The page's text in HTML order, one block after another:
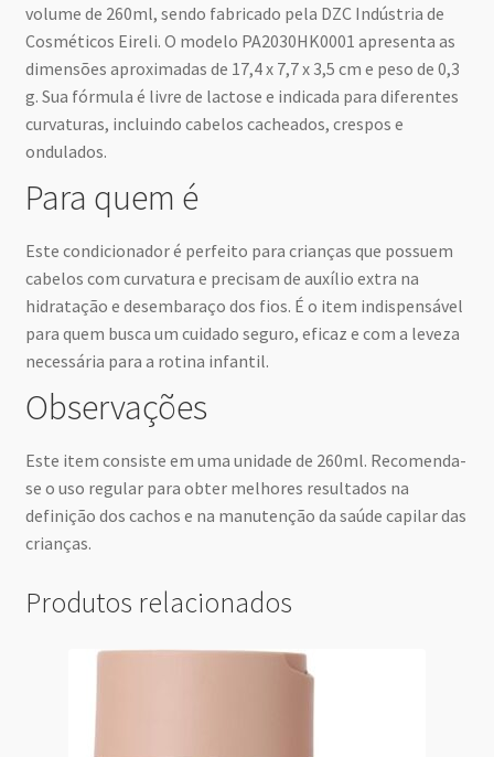
volume de 260ml, sendo fabricado pela DZC Indústria de
Cosméticos Eireli. O modelo PA2030HK0001 apresenta as
dimensões aproximadas de 17,4 x 7,7 x 3,5 cm e peso de 0,3
g. Sua fórmula é livre de lactose e indicada para diferentes
curvaturas, incluindo cabelos cacheados, crespos e
ondulados.
Para quem é
Este condicionador é perfeito para crianças que possuem
cabelos com curvatura e precisam de auxílio extra na
hidratação e desembaraço dos fios. É o item indispensável
para quem busca um cuidado seguro, eficaz e com a leveza
necessária para a rotina infantil.
Observações
Este item consiste em uma unidade de 260ml. Recomenda-
se o uso regular para obter melhores resultados na
definição dos cachos e na manutenção da saúde capilar das
crianças.
Produtos relacionados